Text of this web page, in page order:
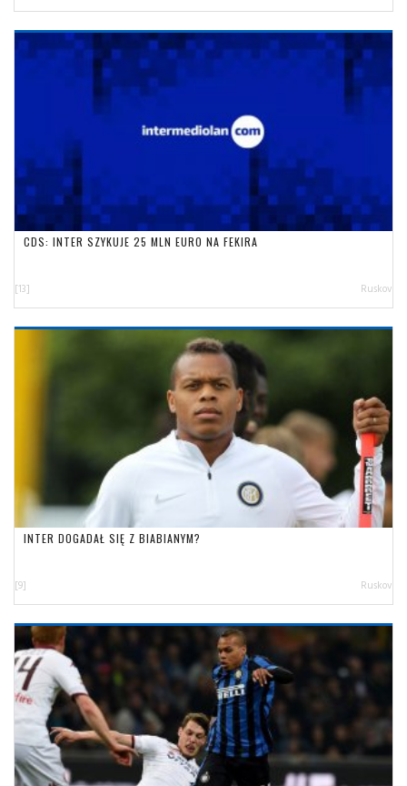
CDS: INTER SZYKUJE 25 MLN EURO NA FEKIRA
[13] Ruskov
INTER DOGADAŁ SIĘ Z BIABIANYM?
[9] Ruskov